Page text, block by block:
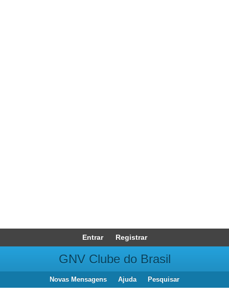
Entrar Registrar
GNV Clube do Brasil
Novas Mensagens Ajuda Pesquisar